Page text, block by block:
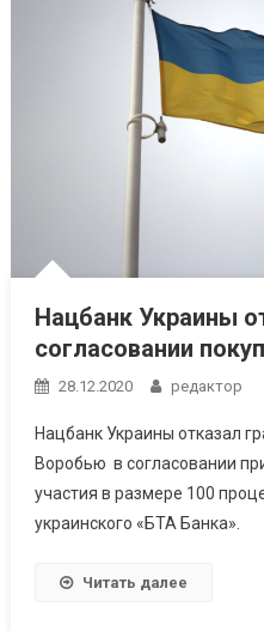
Нацбанк Украины
согласовании
28.12.2020 редактор
Нацбанк Украины отказал
Воробью в согласовании
участия в размере 100
украинского «БТА Банка».
Читать далее